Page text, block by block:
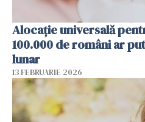
Alocație universală
100.000 de români ar
lunar
13 FEBRUARIE 2026